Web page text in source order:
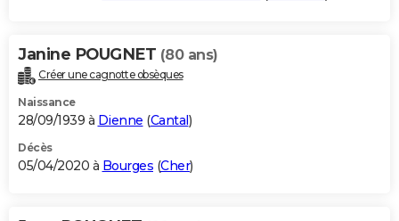
Janine POUGNET (80 ans)
Créer une cagnotte obsèques
Naissance
28/09/1939 à Dienne (Cantal)
Décès
05/04/2020 à Bourges (Cher)